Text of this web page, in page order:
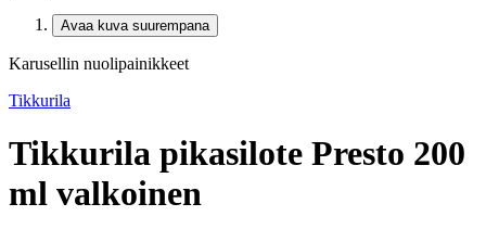
Avaa kuva suurempana
Karusellin nuolipainikkeet
Tikkurila
Tikkurila pikasilote Presto 200
ml valkoinen